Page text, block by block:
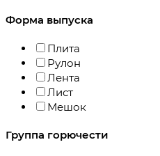
Форма выпуска
Плита
Рулон
Лента
Лист
Мешок
Группа горючести